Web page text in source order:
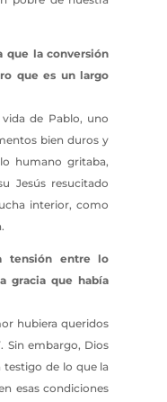
que la conversión
que es un largo
vida de Pablo, uno
bien duros y
humano gritaba,
Jesús resucitado
interior, como
tensión entre lo
gracia que había
hubiera queridos
Sin embargo, Dios
testigo de lo que la
esas condiciones